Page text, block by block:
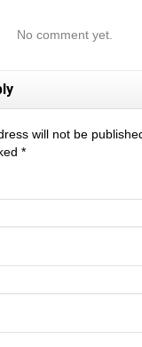
No comment yet.
will not be
*